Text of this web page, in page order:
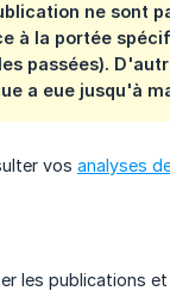
ne sont
à la portée
passées).
a eue jusqu'à
vos analyses
les publications